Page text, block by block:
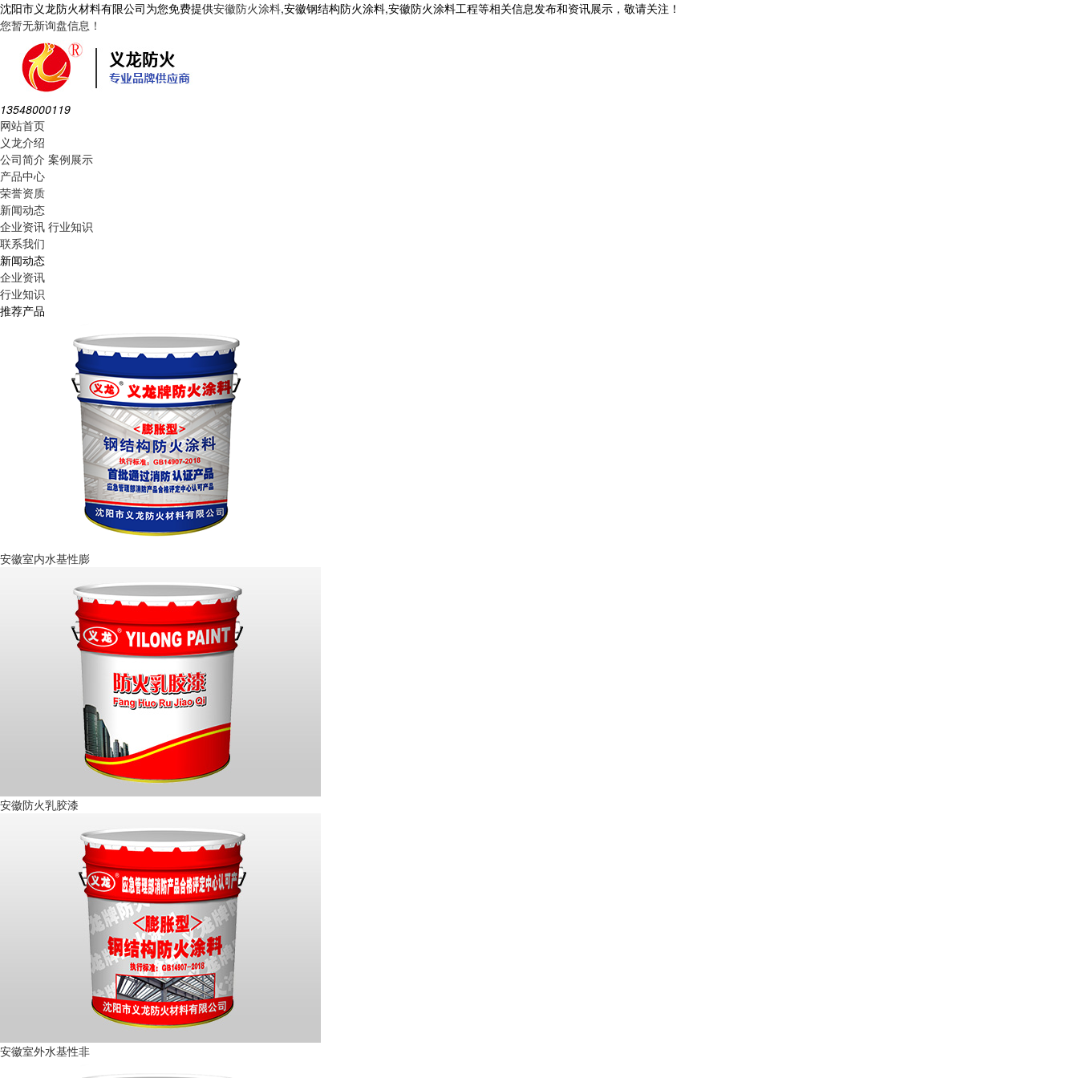
沈阳市义龙防火材料有限公司为您免费提供安徽防火涂料,安徽钢结构防火涂料,安徽防火涂料工程等相关信息发布和资讯展示，敬请关注！
您暂无新询盘信息！
13548000119
网站首页
义龙介绍
公司简介 案例展示
产品中心
荣誉资质
新闻动态
企业资讯 行业知识
联系我们
新闻动态
企业资讯
行业知识
推荐产品
安徽室内水基性膨
安徽防火乳胶漆
安徽室外水基性非